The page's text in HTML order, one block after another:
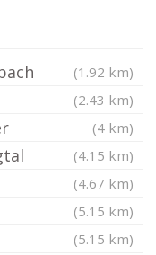
(1.92 km)
(2.43 km)
(4 km)
(4.15 km)
(4.67 km)
(5.15 km)
(5.15 km)